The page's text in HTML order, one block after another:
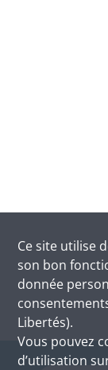
Ce site utilise
son bon
donnée
Libertés).
Vous pouvez
d’utilisation